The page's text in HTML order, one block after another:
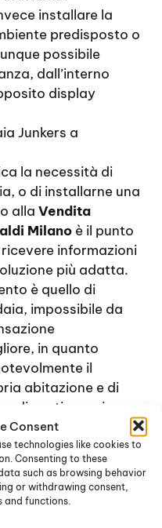
Consent
technologies like cookies to
Consenting to these
such as browsing behavior
or withdrawing consent,
functions.
installare la
predisposto o
possibile
dall’interno
display
Junkers a
la necessità di
o di installarne una
alla Vendita
Milano è il punto
informazioni
più adatta.
è quello di
impossibile da
in quanto
il
abitazione e di
di gestione e i
sulla quale si
utilizzati i
temperatura molto
potenza